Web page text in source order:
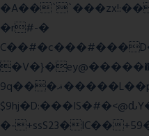
�r#-�
�V�}�ey@�����߾?��
9q���ޣ�����L��pQx���^^��;Q�~�~=y��
�-+ssS23�IC��